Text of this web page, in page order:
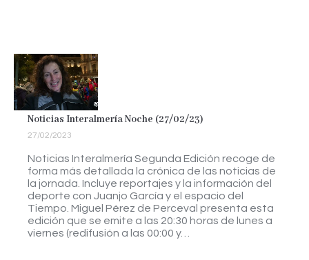
Noticias Interalmería Noche (27/02/23)
27/02/2023
Noticias Interalmería Segunda Edición recoge de
forma más detallada la crónica de las noticias de
la jornada. Incluye reportajes y la información del
deporte con Juanjo García y el espacio del
Tiempo. Miguel Pérez de Perceval presenta esta
edición que se emite a las 20:30 horas de lunes a
viernes (redifusión a las 00:00 y…